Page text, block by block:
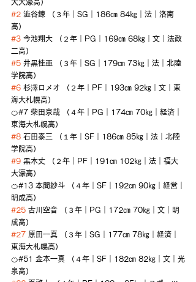
大大濠高）
#2 澁谷錬 （３年｜SG｜186㎝ 84㎏｜法｜洛南
高）
#3 今池翔大 （２年｜PG｜169㎝ 68㎏｜文｜法政
二高）
#5 井黒桂亜 （３年｜SG｜179㎝ 73㎏｜法｜北陸
学院高）
#6 杉澤ロメオ （２年｜PF｜193㎝ 92㎏｜文｜東
海大札幌高）
🍊#7 柴田京哉 （４年｜PG｜174㎝ 70㎏｜経済｜
東海大札幌高）
#8 石田泰三 （１年｜SF｜186㎝ 85㎏｜法｜北陸
学院高）
#9 黒木丈 （２年｜PF｜191㎝ 102㎏｜法｜福大
大濠高）
🍊#13 本間紗斗 （４年｜SF｜192㎝ 90㎏｜経営｜
明成高）
#25 古川空音 （３年｜PG｜172㎝ 70㎏｜文｜明
成高）
#27 原田一真 （３年｜SG｜177㎝ 78㎏｜経済｜
東海大札幌高）
🍊#51 金本一真 （４年｜SF｜182㎝ 82㎏｜文｜光
泉高）